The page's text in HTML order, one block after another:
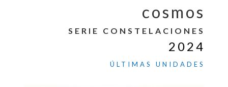
cosmos
SERIE CONSTELACIONES
2024
ÚLTIMAS UNIDADES